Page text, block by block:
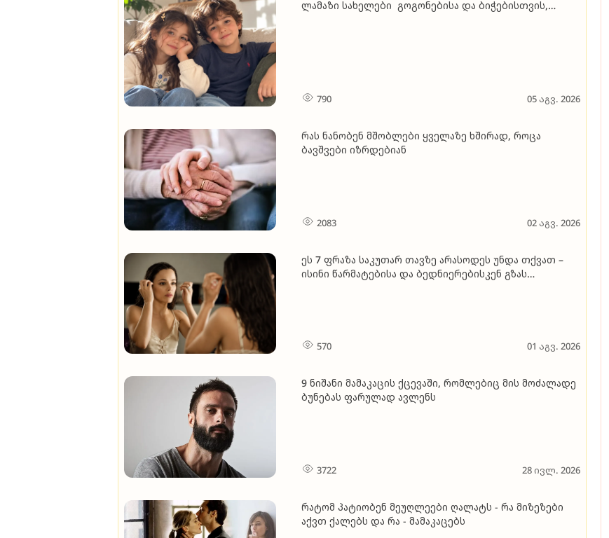
ლამაზი სახელები გოგონებისა და ბიჭებისთვის,
790 05 აგვ. 2026
რას ნანობენ მშობლები ყველაზე ხშირად, როცა
ბავშვები იზრდებიან
2083 02 აგვ. 2026
ეს 7 ფრაზა საკუთარ თავზე არასოდეს უნდა თქვათ –
ისინი წარმატებისა და ბედნიერებისკენ გზას
570 01 აგვ. 2026
9 ნიშანი მამაკაცის ქცევაში, რომლებიც მის მოძალადე
ბუნებას ფარულად ავლენს
3722 28 ივლ. 2026
რატომ პატიობენ მეუღლეები ღალატს - რა მიზეზები
აქვთ ქალებს და რა - მამაკაცებს